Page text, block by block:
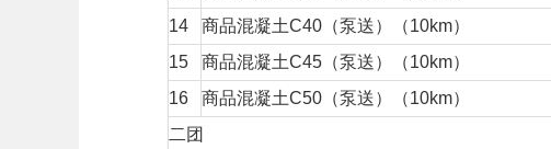
14
商品混凝土C40（泵送）（10km）
15
商品混凝土C45（泵送）（10km）
16
商品混凝土C50（泵送）（10km）
二团